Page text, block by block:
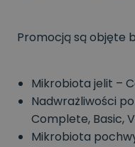
Promocją są objęte
Mikrobiota jelit –
Nadwrażliwości
Complete, Basic,
Mikrobiota